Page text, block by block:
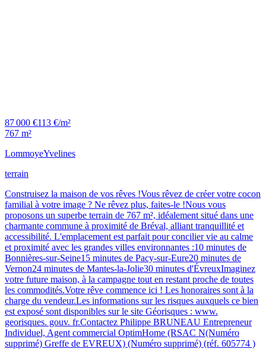
87 000 €113 €/m²
767 m²
LommoyeYvelines
terrain
Construisez la maison de vos rêves !Vous rêvez de créer votre cocon
familial à votre image ? Ne rêvez plus, faites-le !Nous vous
proposons un superbe terrain de 767 m², idéalement situé dans une
charmante commune à proximité de Bréval, alliant tranquillité et
accessibilité. L'emplacement est parfait pour concilier vie au calme
et proximité avec les grandes villes environnantes :10 minutes de
Bonnières-sur-Seine15 minutes de Pacy-sur-Eure20 minutes de
Vernon24 minutes de Mantes-la-Jolie30 minutes d'ÉvreuxImaginez
votre future maison, à la campagne tout en restant proche de toutes
les commodités.Votre rêve commence ici ! Les honoraires sont à la
charge du vendeur.Les informations sur les risques auxquels ce bien
est exposé sont disponibles sur le site Géorisques : www.
georisques. gouv. fr.Contactez Philippe BRUNEAU Entrepreneur
Individuel, Agent commercial OptimHome (RSAC N(Numéro
supprimé) Greffe de EVREUX) (Numéro supprimé) (réf. 605774 )